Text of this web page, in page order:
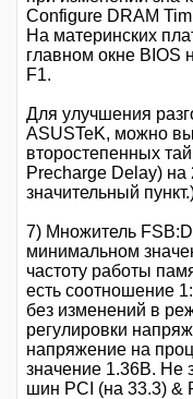
Configure DRAM
На материнских
главном окне BIOS
F1.
Для улучшения
ASUSTeK, можно
второстепенных
Precharge Delay) на
значительный
7) Множитель
минимальном
частоту работы
есть соотношение
без изменений в
регулировки
напряжение на
значение 1.36В. Не
шин PCI (на 33.3) &